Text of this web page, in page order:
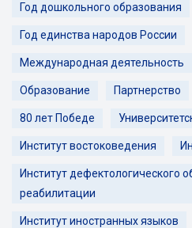
Год дошкольного образования
Год единства народов России
Международная деятельность
Образование Партнерство
80 лет Победе
Институт востоковедения
Институт дефектологического
реабилитации
Институт иностранных языков